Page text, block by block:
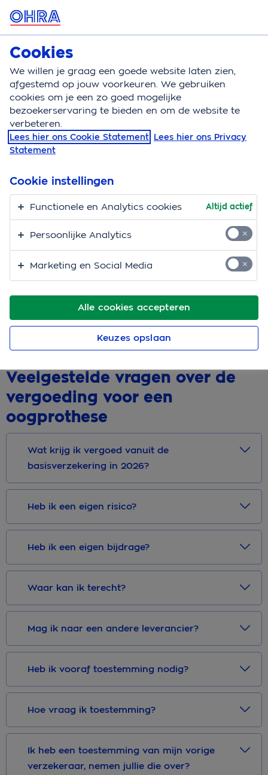
MENU
Zorgverzekering
Zorgverzekering Vergoeding Oogprothese
Vergoeding
oogprothese
oogprothese of scleralens.
Een oogprothese is een kunstoog. Er zijn 3 soorten
kunstogen:
oogbol vervangt
Een kapje dat een ernstige misvorming van het
Een kunstmatige lens zonder visuscorrectie die de
buitenste schil van het oog vervangt (scleralens)
Veelgestelde vragen over de
vergoeding voor een
oogprothese
Wat krijg ik vergoed vanuit de
basisverzekering in 2026?
Heb ik een eigen risico?
Heb ik een eigen bijdrage?
Waar kan ik terecht?
Mag ik naar een andere leverancier?
Heb ik vooraf toestemming nodig?
Hoe vraag ik toestemming?
Ik heb een toestemming van mijn vorige
verzekeraar, nemen jullie die over?
Cookies
We willen je graag een goede website laten zien,
afgestemd op jouw voorkeuren. We gebruiken
cookies om je een zo goed mogelijke
bezoekerservaring te bieden en om de website te
verbeteren.
Lees hier ons Cookie Statement Lees hier ons Privacy
Statement
Alle cookies accepteren
Cookie instellingen
Functionele en Analytics cookies Altijd actief
Persoonlijke Analytics
Marketing en Social Media
Keuzes opslaan